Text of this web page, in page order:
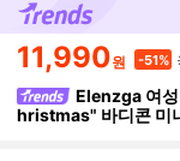
11,990원 -51%
Elenzga 여
hristmas" 바디콘 미